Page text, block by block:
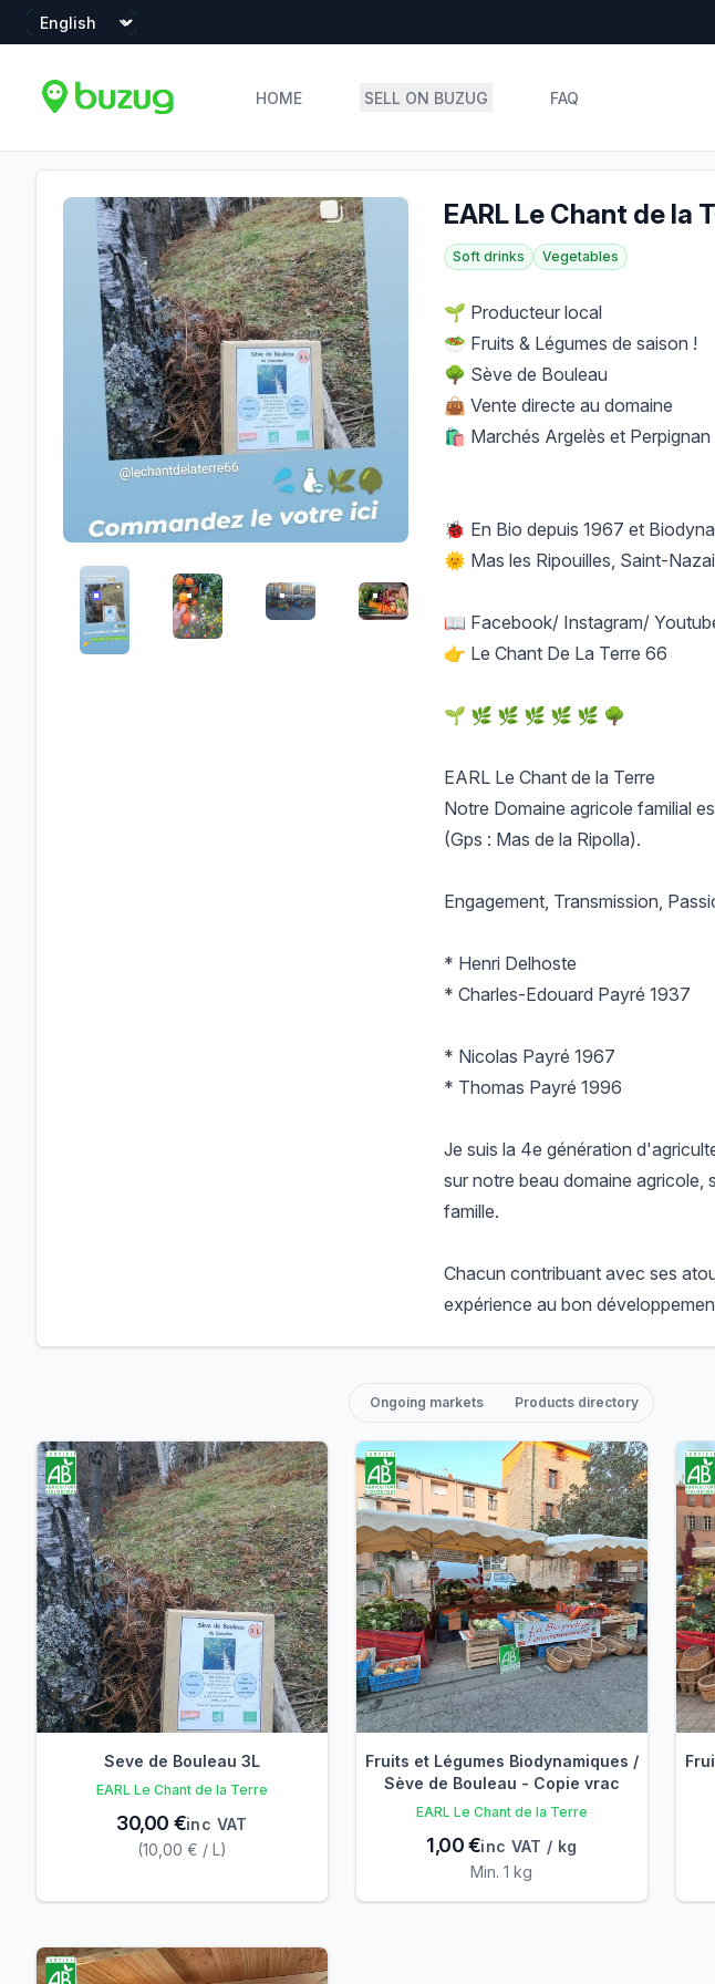
Language
HOME SELL ON BUZUG FAQ
Profile
/FILES/FI--1F9F-DEUFE7UIW98EFZM.JPG
/FILES/FI-XBVHC8D9WN-IQMFESXA0Q.JPG
/FILES/FI-B53KRVSWW7FHPPTI1LGCK.JPG
/FILES/FI-LCO6K41AFAAFCIT-VEUJR.JPG
EARL Le Chant de la
Soft drinks Vegetables
🌱 Producteur local
🥗 Fruits & Légumes de saison !
🌳 Sève de Bouleau
👜 Vente directe au domaine
🛍 Marchés Argelès et Perpignan
🐞 En Bio depuis 1967 et
🌞 Mas les Ripouilles, Saint-
📖 Facebook/ Instagram/
👉 Le Chant De La Terre 66
🌱 🌿 🌿 🌿 🌿 🌿 🌳
EARL Le Chant de la Terre
Notre Domaine agricole familial
(Gps : Mas de la Ripolla).
Engagement, Transmission,
* Henri Delhoste
* Charles-Edouard Payré 1937
* Nicolas Payré 1967
* Thomas Payré 1996
Je suis la 4e génération
sur notre beau domaine agricole,
famille.
Chacun contribuant avec ses
expérience au bon
Ongoing markets Products directory
Seve de Bouleau 3L
EARL Le Chant de la Terre
30,00 €inc VAT
(10,00 € / L)
Fruits et Légumes Biodynamiques /
Sève de Bouleau - Copie vrac
EARL Le Chant de la Terre
1,00 €inc VAT / kg
Min. 1 kg